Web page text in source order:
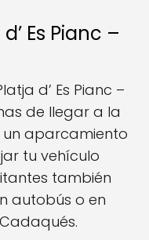
Es Pianc –
d’ Es Pianc –
de llegar a la
un aparcamiento
tu vehículo
también
autobús o en